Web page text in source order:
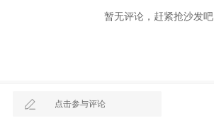
暂无评论，赶紧抢沙发吧
点击参与评论